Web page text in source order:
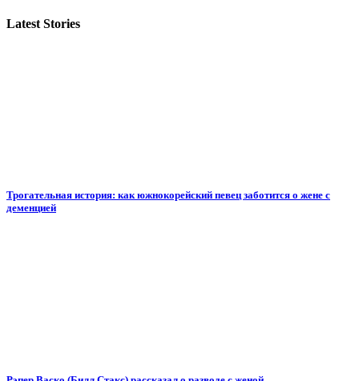
Latest Stories
Трогательная история: как южнокорейский певец заботится о жене с
деменцией